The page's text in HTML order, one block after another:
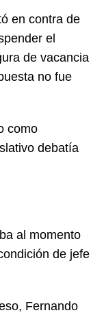
en contra de
el
de vacancia
no fue
como
debatía
al momento
de jefe
Fernando